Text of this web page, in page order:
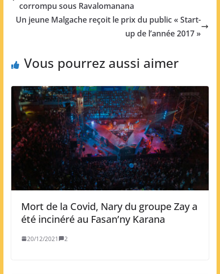
corrompu sous Ravalomanana
Un jeune Malgache reçoit le prix du public « Start-
up de l’année 2017 »
Vous pourrez aussi aimer
Mort de la Covid, Nary du groupe Zay a
été incinéré au Fasan’ny Karana
20/12/2021 2